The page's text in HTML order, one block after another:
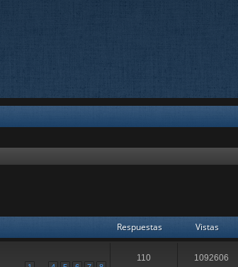
Respuestas Vistas
110 1092606